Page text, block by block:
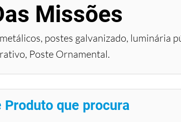
Missões
postes galvanizado, luminária
Poste Ornamental.
que procura